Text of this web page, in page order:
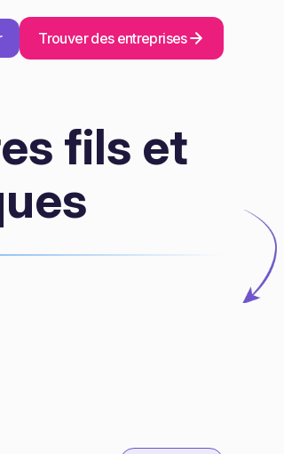
Trouver des entreprises
fils et